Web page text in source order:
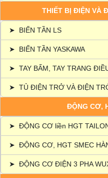
THIẾT BỊ ĐIỆN VÀ
➤ BIẾN TẦN LS
➤ BIẾN TẦN YASKAWA
➤ TAY BẤM, TAY TRANG
➤ TỦ ĐIỆN TRỞ VÀ ĐIỆN
ĐỘNG CƠ,
➤ ĐỘNG CƠ liền HGT
➤ ĐỘNG CƠ, HGT SMEC
➤ ĐỘNG CƠ ĐIỆN 3 PHA